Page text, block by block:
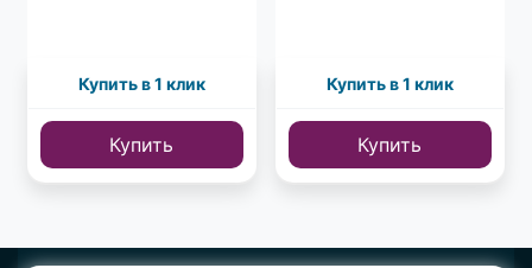
Купить в 1 клик
Купить
Купить в 1 клик
Купить